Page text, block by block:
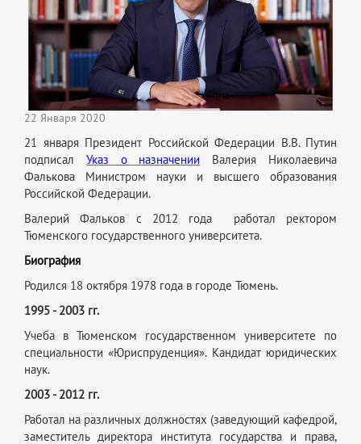
22 Января 2020
21 января Президент Российской Федерации В.В. Путин
подписал Указ о назначении Валерия Николаевича
Фалькова Министром науки и высшего образования
Российской Федерации.
Валерий Фальков с 2012 года работал ректором
Тюменского государственного университета.
Биография
Родился 18 октября 1978 года в городе Тюмень.
1995 - 2003 гг.
Учеба в Тюменском государственном университете по
специальности «Юриспруденция». Кандидат юридических
наук.
2003 - 2012 гг.
Работал на различных должностях (заведующий кафедрой,
заместитель директора института государства и права,